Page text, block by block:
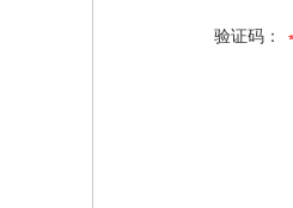
验证码：